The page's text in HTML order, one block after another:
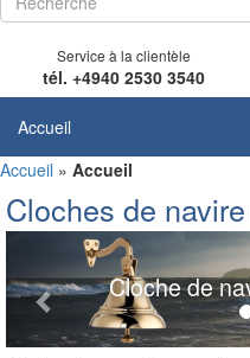
Service à la clientèle
tél. +4940 2530 3540
Accueil
Accueil » Accueil
Cloches de
navire légère en